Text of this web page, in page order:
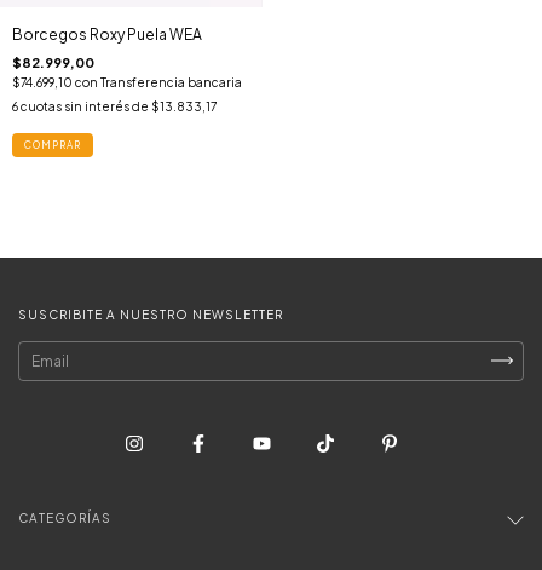
Borcegos Roxy Puela WEA
$82.999,00
$74.699,10 con Transferencia bancaria
6cuotas sin interés de $13.833,17
COMPRAR
SUSCRIBITE A NUESTRO NEWSLETTER
CATEGORÍAS